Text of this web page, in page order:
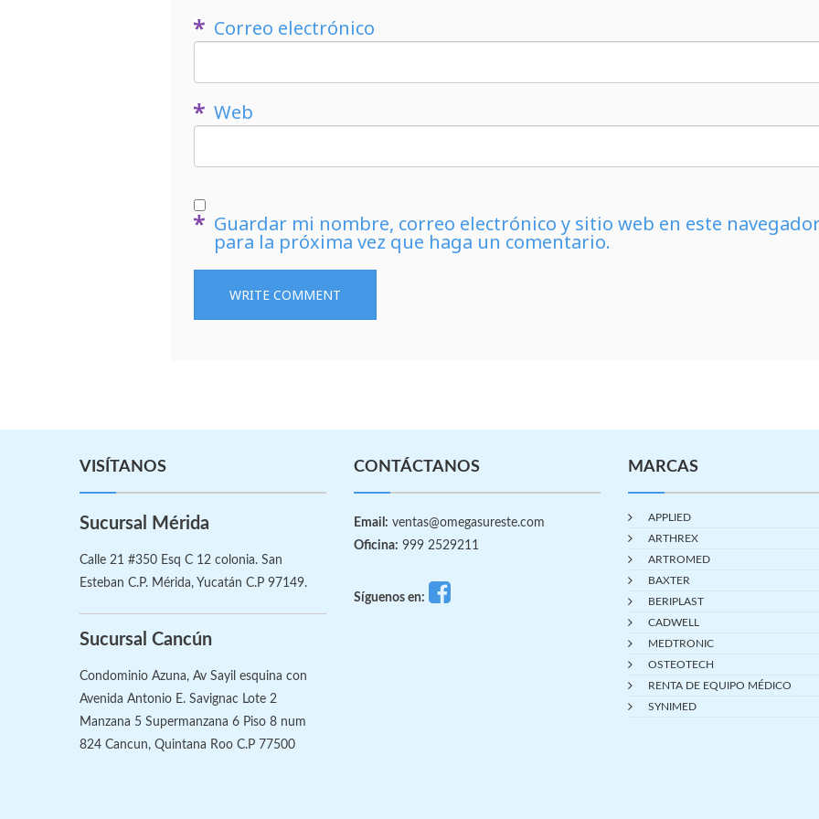
Correo electrónico
Web
Guardar mi nombre, correo electrónico y sitio web en este
para la próxima vez que haga un comentario.
VISÍTANOS
Sucursal Mérida
Calle 21 #350 Esq C 12 colonia. San
Esteban C.P. Mérida, Yucatán C.P 97149.
Sucursal Cancún
Condominio Azuna, Av Sayil esquina con
Avenida Antonio E. Savignac Lote 2
Manzana 5 Supermanzana 6 Piso 8 num
824 Cancun, Quintana Roo C.P 77500
CONTÁCTANOS
Email: ventas@omegasureste.com
Oficina: 999 2529211
Síguenos en:
MARCAS
APPLIED
ARTHREX
ARTROMED
BAXTER
BERIPLAST
CADWELL
MEDTRONIC
OSTEOTECH
RENTA DE EQUIPO MÉDICO
SYNIMED